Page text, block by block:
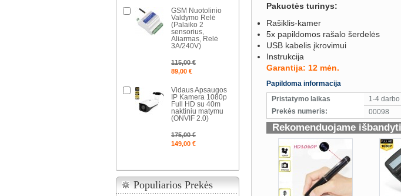
Pakuotės turinys:
Rašiklis-kamer
5x papildomos rašalo šerdelės
USB kabelis įkrovimui
Instrukcija
Garantija: 12 mėn.
Papildoma informacija
Pristatymo laikas
1-4
Prekės numeris:
00098
Rekomenduojame
GSM Nuotolinio
Valdymo Relė
(Palaiko 2
sensorius,
Aliarmas, Relė
3A/240V)
115,00 €
89,00 €
Vidaus Apsaugos
IP Kamera 1080p
Full HD su 40m
naktiniu matymu
(ONVIF 2.0)
175,00 €
149,00 €
Populiarios Prekės